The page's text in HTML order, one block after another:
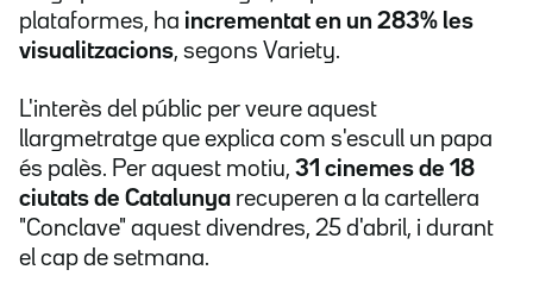
plataformes, ha incrementat en un 283% les
visualitzacions, segons Variety.
L'interès del públic per veure aquest
llargmetratge que explica com s'escull un papa
és palès. Per aquest motiu, 31 cinemes de 18
ciutats de Catalunya recuperen a la cartellera
"Conclave" aquest divendres, 25 d'abril, i durant
el cap de setmana.